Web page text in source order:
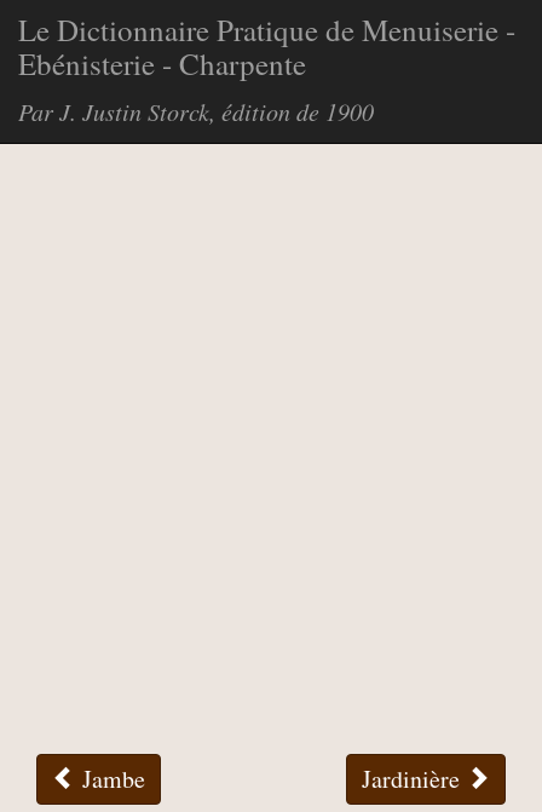
Le Dictionnaire Pratique de Menuiserie -
Ebénisterie - Charpente
Par J. Justin Storck, édition de 1900
Jambe Jardinière